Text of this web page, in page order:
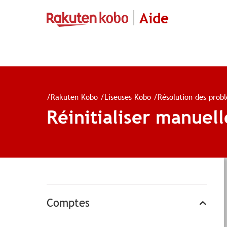
Aide
/Rakuten Kobo /Liseuses Kobo /Résolution des
Réinitialiser
Comptes